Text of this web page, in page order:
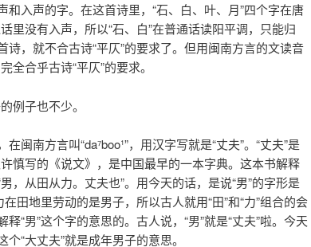
和入声的字。在这首诗里，“石、白、叶、月”四个字在唐
里没有入声，所以“石、白”在普通话读阳平调，只能归
诗，就不合古诗“平仄”的要求了。但用闽南方言的文读音
全合乎古诗“平仄”的要求。
例子也不少。
闽南方言叫“da⁷boo¹”，用汉字写就是“丈夫”。“丈夫”是
慎写的《说文》，是中国最早的一本字典。这本书解释
，从田从力。丈夫也”。用今天的话，是说“男”的字形是
在田地里劳动的是男子，所以古人就用“田”和“力”组合的会
释“男”这个字的意思的。古人说，“男”就是“丈夫”啦。今天
“大丈夫”就是成年男子的意思。